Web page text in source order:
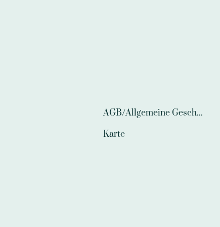
AGB/Allgemeine Geschäftsbedingungen
Karte